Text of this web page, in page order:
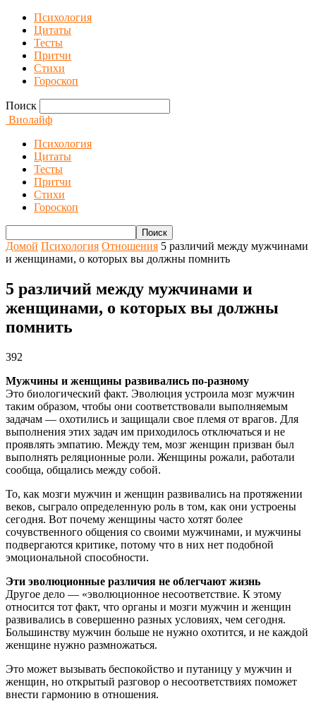
Психология
Цитаты
Тесты
Притчи
Стихи
Гороскоп
Поиск
Виолайф
Психология
Цитаты
Тесты
Притчи
Стихи
Гороскоп
Домой Психология Отношения 5 различий между мужчинами
и женщинами, о которых вы должны помнить
5 различий между мужчинами и
женщинами, о которых вы должны
помнить
392
Мужчины и женщины развивались по-разному
Это биологический факт. Эволюция устроила мозг мужчин
таким образом, чтобы они соответствовали выполняемым
задачам — охотились и защищали свое племя от врагов. Для
выполнения этих задач им приходилось отключаться и не
проявлять эмпатию. Между тем, мозг женщин призван был
выполнять реляционные роли. Женщины рожали, работали
сообща, общались между собой.
То, как мозги мужчин и женщин развивались на протяжении
веков, сыграло определенную роль в том, как они устроены
сегодня. Вот почему женщины часто хотят более
сочувственного общения со своими мужчинами, и мужчины
подвергаются критике, потому что в них нет подобной
эмоциональной способности.
Эти эволюционные различия не облегчают жизнь
Другое дело — «эволюционное несоответствие. К этому
относится тот факт, что органы и мозги мужчин и женщин
развивались в совершенно разных условиях, чем сегодня.
Большинству мужчин больше не нужно охотится, и не каждой
женщине нужно размножаться.
Это может вызывать беспокойство и путаницу у мужчин и
женщин, но открытый разговор о несоответствиях поможет
внести гармонию в отношения.